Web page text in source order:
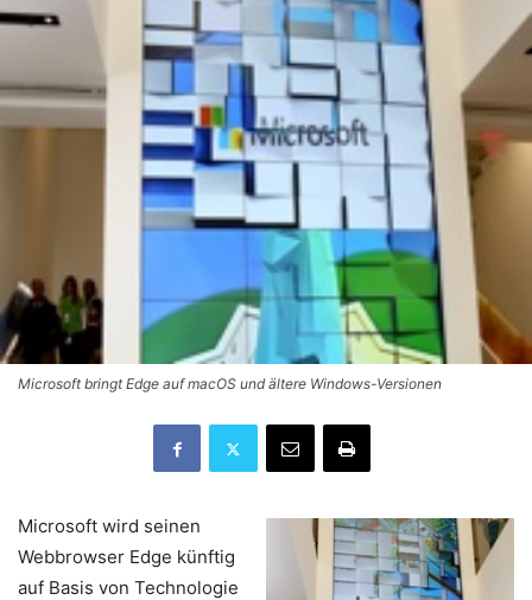
Microsoft bringt Edge auf macOS und ältere Windows-Versionen
Microsoft wird seinen
Webbrowser Edge künftig
auf Basis von Technologie